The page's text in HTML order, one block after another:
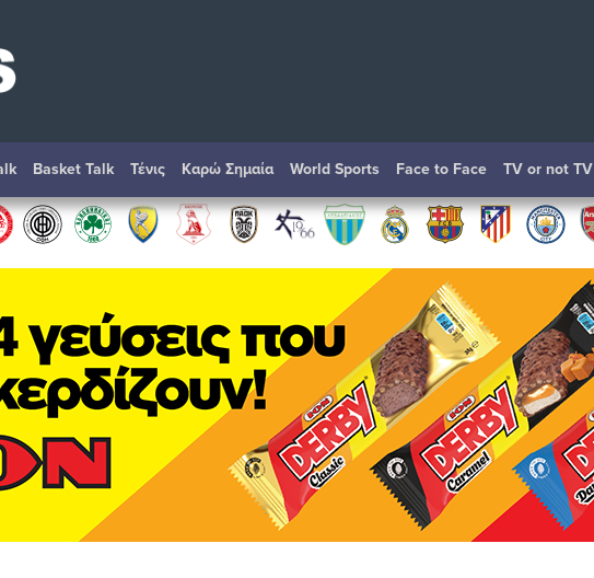
Basket Talk Τένις Καρώ Σημαία World Sports Face to Face TV or not TV